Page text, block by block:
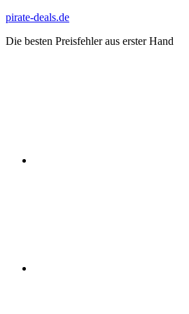
Zum
springen
pirate-deals.de
Die besten Preisfehler aus erster Hand